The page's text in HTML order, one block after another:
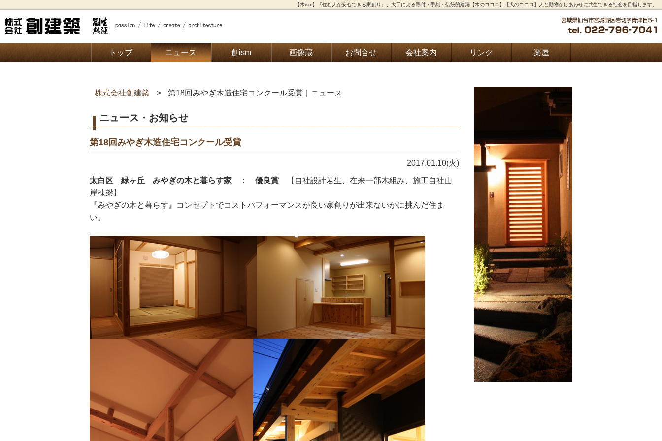
【木ism】『住む人が安心できる家創り』、大工による墨付・手刻・伝統的建築【木のココロ】【犬のココロ】人と動物がしあわせに共生できる社会を目指します。
トップ ニュース 創ism 画像蔵 お問合せ 会社案内 リンク 楽屋
株式会社創建築 第18回みやぎ木造住宅コンクール受賞｜ニュース
ニュース・お知らせ
第18回みやぎ木造住宅コンクール受賞
2017.01.10(火)
太白区 緑ヶ丘 みやぎの木と暮らす家 ： 優良賞 【自社設計若生、在来一部木組み、施工自社山
岸棟梁】
『みやぎの木と暮らす』コンセプトでコストパフォーマンスが良い家創りが出来ないかに挑んだ住ま
い。